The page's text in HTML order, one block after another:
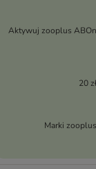
Aktywuj zooplus
20
Marki